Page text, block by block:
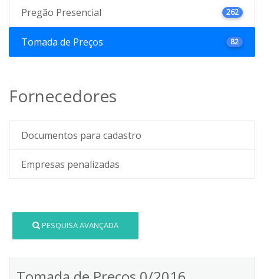
Pregão Presencial 262
Tomada de Preços 82
Fornecedores
Documentos para cadastro
Empresas penalizadas
PESQUISA AVANÇADA